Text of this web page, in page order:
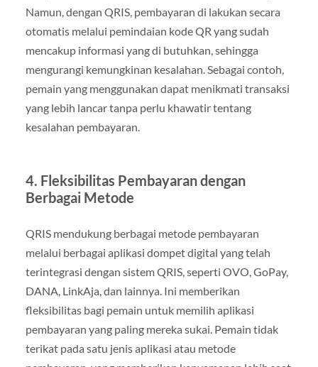
Namun, dengan QRIS, pembayaran di lakukan secara
otomatis melalui pemindaian kode QR yang sudah
mencakup informasi yang di butuhkan, sehingga
mengurangi kemungkinan kesalahan. Sebagai contoh,
pemain yang menggunakan dapat menikmati transaksi
yang lebih lancar tanpa perlu khawatir tentang
kesalahan pembayaran.
4. Fleksibilitas Pembayaran dengan
Berbagai Metode
QRIS mendukung berbagai metode pembayaran
melalui berbagai aplikasi dompet digital yang telah
terintegrasi dengan sistem QRIS, seperti OVO, GoPay,
DANA, LinkAja, dan lainnya. Ini memberikan
fleksibilitas bagi pemain untuk memilih aplikasi
pembayaran yang paling mereka sukai. Pemain tidak
terikat pada satu jenis aplikasi atau metode